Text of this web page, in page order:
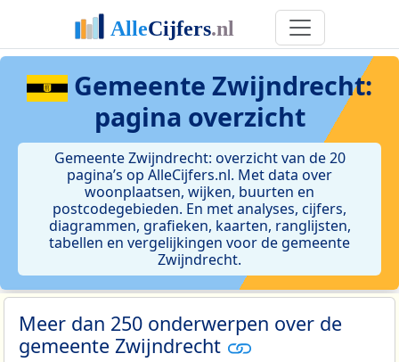
Gemeente Zwijndrecht:
pagina overzicht
Gemeente Zwijndrecht: overzicht van de 20
pagina’s op AlleCijfers.nl. Met data over
woonplaatsen, wijken, buurten en
postcodegebieden. En met analyses, cijfers,
diagrammen, grafieken, kaarten, ranglijsten,
tabellen en vergelijkingen voor de gemeente
Zwijndrecht.
Meer dan 250 onderwerpen over de
gemeente Zwijndrecht